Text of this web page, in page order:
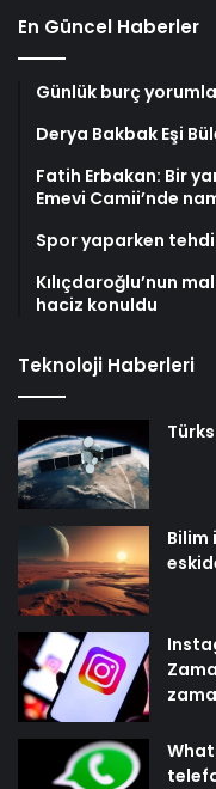
En Güncel Haberler
Günlük burç
Derya Bakbak Eşi
Fatih Erbakan: Bir
Emevi Camii’nde
Spor yaparken
Kılıçdaroğlu’nun
haciz konuldu
Teknoloji Haberleri
Bilim